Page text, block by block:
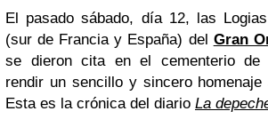
El pasado sábado, día 12, las
(sur de Francia y España) del Gran
se dieron cita en el cementerio de
rendir un sencillo y sincero homenaje
Esta es la crónica del diario La